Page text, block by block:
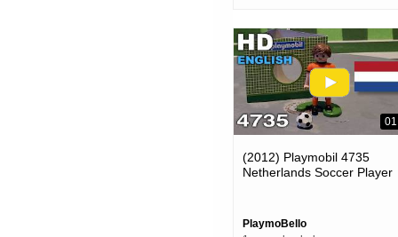
(2012) Playmobil 4735
Netherlands Soccer Player
PlaymoBello